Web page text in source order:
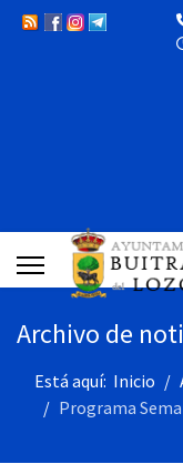
Archivo de
Está aquí: Inicio
Programa